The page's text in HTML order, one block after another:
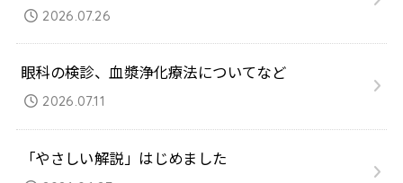
2026.07.26
眼科の検診、血漿浄化療法についてなど
2026.07.11
「やさしい解説」はじめました